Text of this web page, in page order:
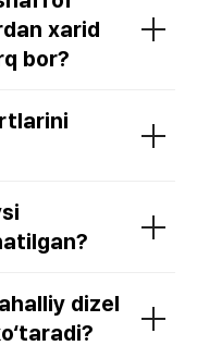
xarid
bor?
dizel